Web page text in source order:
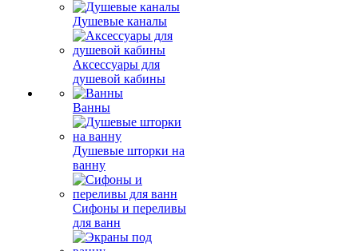
Душевые каналы
Аксессуары для
душевой кабины
Ванны
Душевые шторки на
ванну
Сифоны и переливы
для ванн